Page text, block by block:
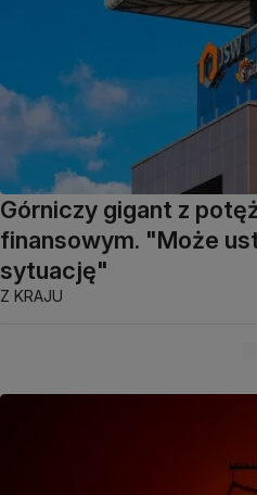
Górniczy gigant z
finansowym. "Może
sytuację"
Z KRAJU